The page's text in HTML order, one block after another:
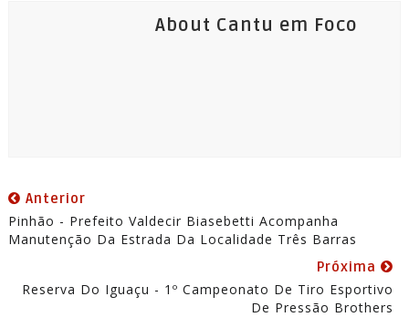
About Cantu em Foco
Anterior
Pinhão - Prefeito Valdecir Biasebetti Acompanha
Manutenção Da Estrada Da Localidade Três Barras
Próxima
Reserva Do Iguaçu - 1º Campeonato De Tiro Esportivo
De Pressão Brothers